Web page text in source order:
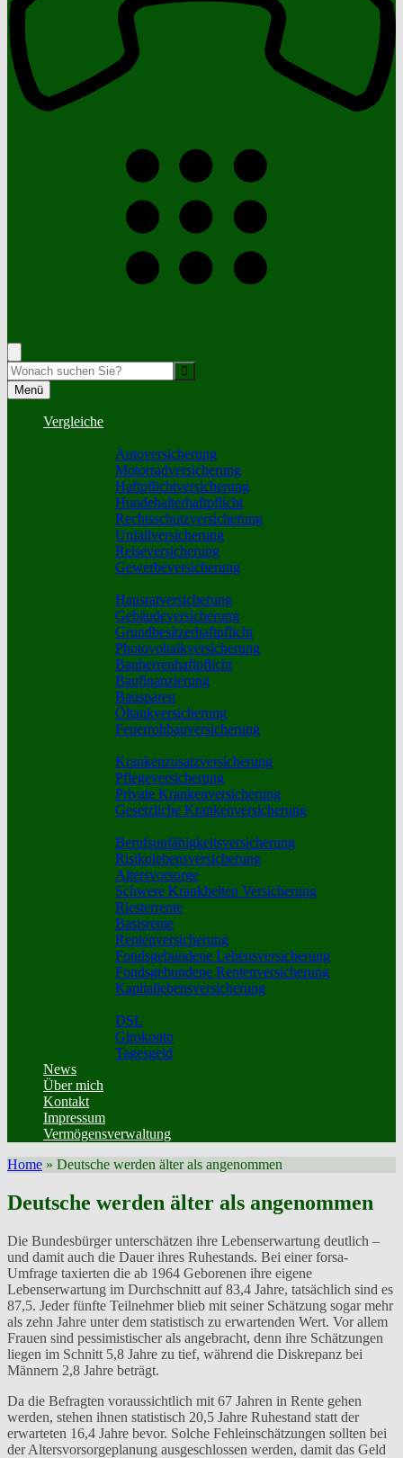
Menü
Vergleiche
Autoversicherung
Motorradversicherung
Haftpflichtversicherung
Hundehalterhaftpflicht
Rechtsschutzversicherung
Unfallversicherung
Reiseversicherung
Gewerbeversicherung
Hausratversicherung
Gebäudeversicherung
Grundbesitzerhaftpflicht
Photovoltaikversicherung
Bauherrenhaftpflicht
Baufinanzierung
Bausparen
Öltankversicherung
Feuerrohbauversicherung
Krankenzusatzversicherung
Pflegeversicherung
Private Krankenversicherung
Gesetzliche Krankenversicherung
Berufs­unfähigkeitsversicherung
Risikolebensversicherung
Altersvorsorge
Schwere Krankheiten Versicherung
Riesterrente
Basisrente
Rentenversicherung
Fondsgebundene Lebensversicherung
Fondsgebundene Rentenversicherung
Kapitallebensversicherung
DSL
Girokonto
Tagesgeld
News
Über mich
Kontakt
Impressum
Vermögensverwaltung
Home » Deutsche werden älter als angenommen
Deutsche werden älter als angenommen
Die Bundesbürger unterschätzen ihre Lebenserwartung deutlich –
und damit auch die Dauer ihres Ruhestands. Bei einer forsa-
Umfrage taxierten die ab 1964 Geborenen ihre eigene
Lebenserwartung im Durchschnitt auf 83,4 Jahre, tatsächlich sind es
87,5. Jeder fünfte Teilnehmer blieb mit seiner Schätzung sogar mehr
als zehn Jahre unter dem statistisch zu erwartenden Wert. Vor allem
Frauen sind pessimistischer als angebracht, denn ihre Schätzungen
liegen im Schnitt 5,8 Jahre zu tief, während die Diskrepanz bei
Männern 2,8 Jahre beträgt.
Da die Befragten voraussichtlich mit 67 Jahren in Rente gehen
werden, stehen ihnen statistisch 20,5 Jahre Ruhestand statt der
erwarteten 16,4 Jahre bevor. Solche Fehleinschätzungen sollten bei
der Altersvorsorgeplanung ausgeschlossen werden, damit das Geld